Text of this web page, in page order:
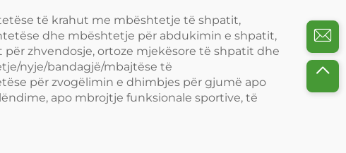
të krahut me mbështetje të shpatit,
dhe mbështetje për abdukimin e shpatit,
zhvendosje, ortoze mjekësore të shpatit dhe
nyje/bandagjë/mbajtëse të
për zvogëlimin e dhimbjes për gjumë apo
apo mbrojtje funksionale sportive, të